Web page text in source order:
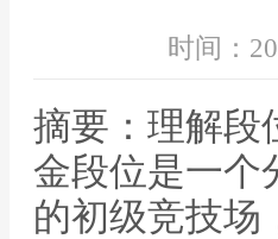
时间：
摘要：理解段
金段位是一个
的初级竞技场